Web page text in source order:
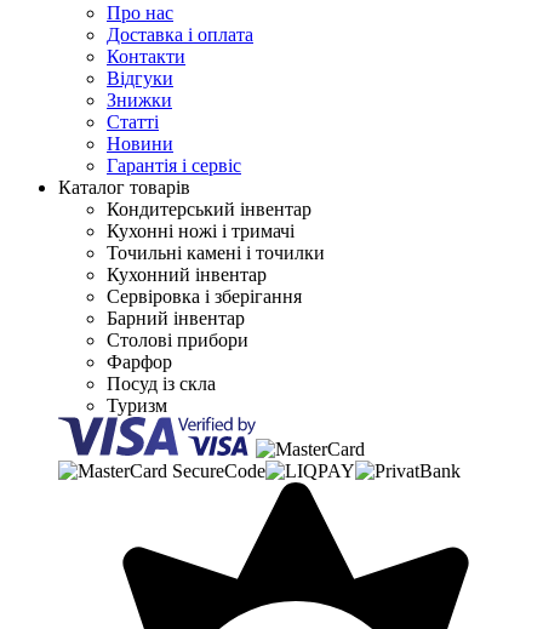
Про нас
Доставка і оплата
Контакти
Відгуки
Знижки
Статті
Новини
Гарантія і сервіс
Каталог товарів
Кондитерський інвентар
Кухонні ножі і тримачі
Точильні камені і точилки
Кухонний інвентар
Сервіровка і зберігання
Барний інвентар
Столові прибори
Фарфор
Посуд із скла
Туризм